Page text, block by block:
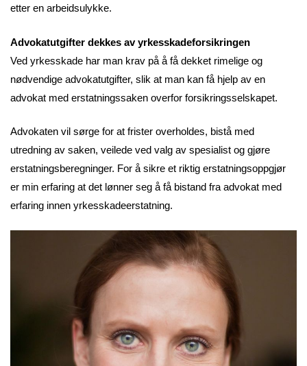
etter en arbeidsulykke.
Advokatutgifter dekkes av yrkesskadeforsikringen
Ved yrkesskade har man krav på å få dekket rimelige og
nødvendige advokatutgifter, slik at man kan få hjelp av en
advokat med erstatningssaken overfor forsikringsselskapet.
Advokaten vil sørge for at frister overholdes, bistå med
utredning av saken, veilede ved valg av spesialist og gjøre
erstatningsberegninger. For å sikre et riktig erstatningsoppgjør
er min erfaring at det lønner seg å få bistand fra advokat med
erfaring innen yrkesskadeerstatning.